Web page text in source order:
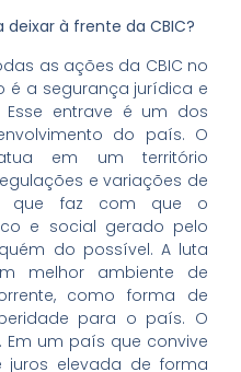
à frente da CBIC?
as ações da CBIC no
é a segurança jurídica e
entrave é um dos
do país. O
em um território
e variações de
que faz com que o
e social gerado pelo
do possível. A luta
melhor ambiente de
como forma de
para o país. O
um país que convive
elevada de forma